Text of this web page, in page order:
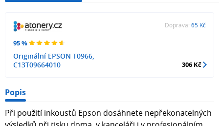
95 %
Originální EPSON T0966,
C13T09664010
Doprava: 65 Kč
306 Kč
Popis
Při použití inkoustů Epson dosáhnete nepřekonatelných